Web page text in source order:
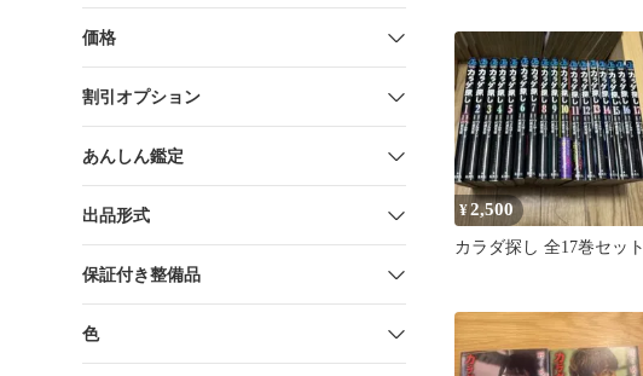
価格
割引オプション
あんしん鑑定
出品形式
保証付き整備品
色
¥2,500
カラダ探し 全17巻セット